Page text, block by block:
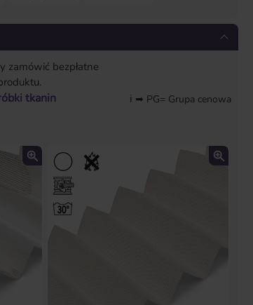
zamówić bezpłatne
tkanin ℹ ➡ PG= Grupa cenowa